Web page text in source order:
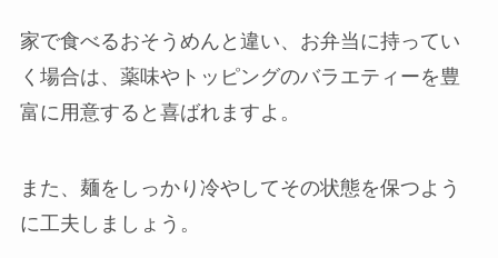
家で食べるおそうめんと違い、お弁当に持ってい
く場合は、薬味やトッピングのバラエティーを豊
富に用意すると喜ばれますよ。
また、麺をしっかり冷やしてその状態を保つよう
に工夫しましょう。